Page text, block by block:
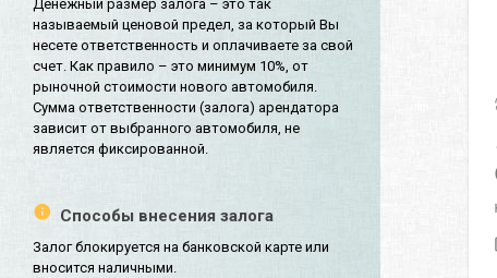
Денежный размер залога – это так
называемый ценовой предел, за который Вы
несете ответственность и оплачиваете за свой
счет. Как правило – это минимум 10%, от
рыночной стоимости нового автомобиля.
Сумма ответственности (залога) арендатора
зависит от выбранного автомобиля, не
является фиксированной.
Способы внесения залога
Залог блокируется на банковской карте или
вносится наличными.